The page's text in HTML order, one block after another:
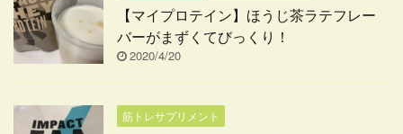
【マイプロテイン】ほうじ茶ラテフレー
バーがまずくてびっくり！
2020/4/20
筋トレサプリメント